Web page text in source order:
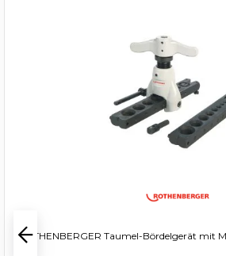
ROTHENBERGER Taumel-Bördelgerät mit